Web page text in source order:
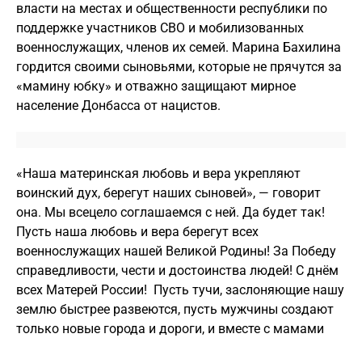
власти на местах и общественности республики по
поддержке участников СВО и мобилизованных
военнослужащих, членов их семей. Марина Бахилина
гордится своими сыновьями, которые не прячутся за
«мамину юбку» и отважно защищают мирное
население Донбасса от нацистов.
«Наша материнская любовь и вера укрепляют
воинский дух, берегут наших сыновей», — говорит
она. Мы всецело соглашаемся с ней. Да будет так!
Пусть наша любовь и вера берегут всех
военнослужащих нашей Великой Родины! За Победу
справедливости, чести и достоинства людей! С днём
всех Матерей России! Пусть тучи, заслоняющие нашу
землю быстрее развеются, пусть мужчины создают
только новые города и дороги, и вместе с мамами